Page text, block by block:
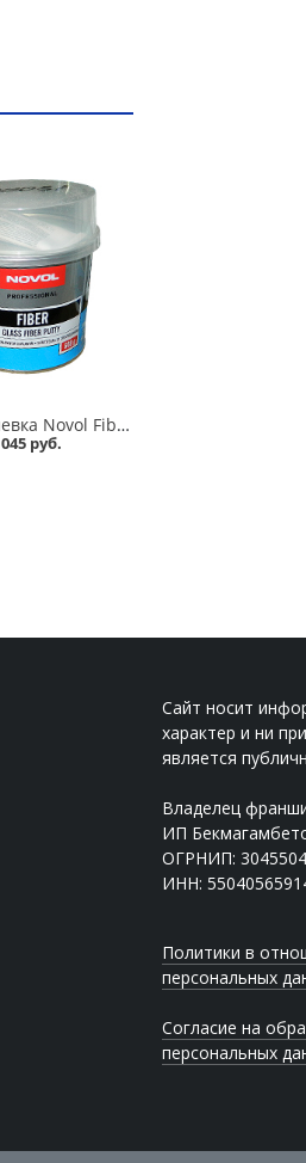
Автошпатлевка Novol Fiber 0,6 кг стекловолокно в Омске
руб.
Сайт носит
характер и ни
является
Владелец
ИП
ОГРНИП:
ИНН:
Политики в
персональных
Согласие на
персональных